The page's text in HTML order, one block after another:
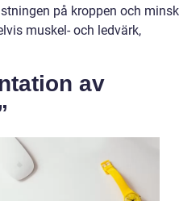
på kroppen och
muskel- och ledvärk,
av